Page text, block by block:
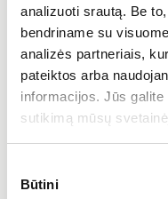
analizuoti srautą. Be
bendriname su
analizės partneriais,
pateiktos arba
informacijos. Jūs
sutikimą mūsų
pasirinkimas
Būtini
Rūpinamės savo
galimybę plėsti ir
laisvę veikti ir
galimybę inicijuoti
įgyvendinimo ir